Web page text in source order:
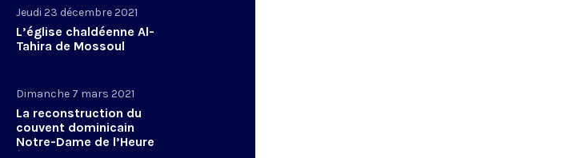
Jeudi 23 décembre 2021
L’église chaldéenne Al-
Tahira de Mossoul
Dimanche 7 mars 2021
La reconstruction du
couvent dominicain
Notre-Dame de l’Heure